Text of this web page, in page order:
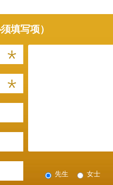
填写项）
先生 女士